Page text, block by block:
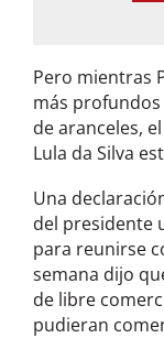
Pero mientras
más
de aranceles,
Lula da Silva
Una
del presidente
para reunirse
semana dijo
de libre
pudieran